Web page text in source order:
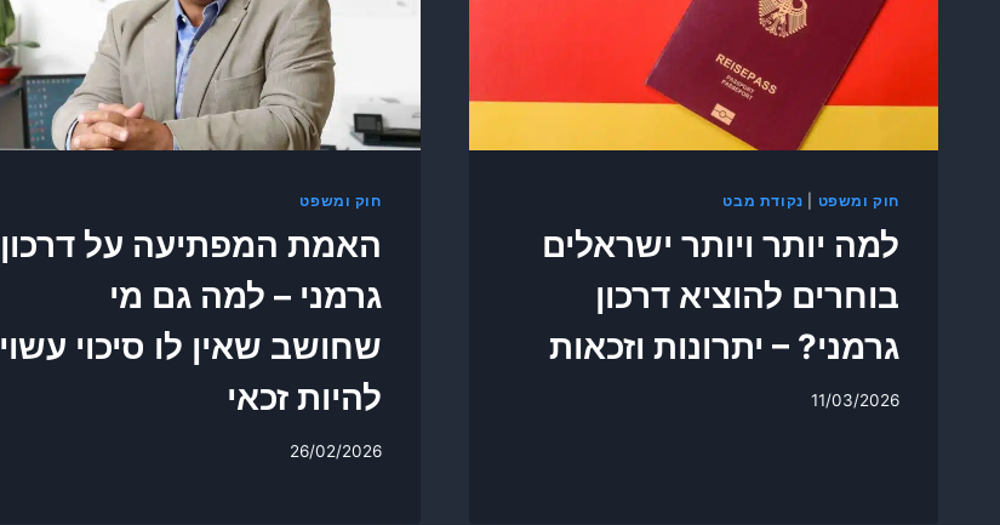
חוק ומשפט נקודת מבט
למה יותר ויותר ישראלים
בוחרים להוציא דרכון
גרמני? – יתרונות וזכאות
11/03/2026
חוק ומשפט
האמת המפתיעה על דרכון
גרמני – למה גם מי
שחושב שאין לו סיכוי עשוי
להיות זכאי
26/02/2026